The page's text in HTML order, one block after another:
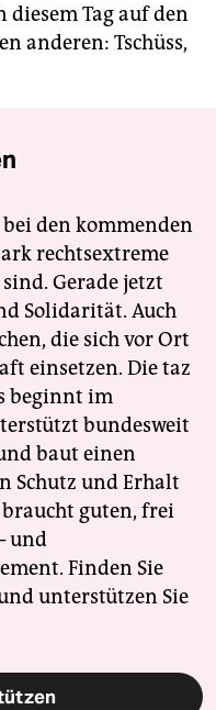
diesem Tag auf den
anderen: Tschüss,
den kommenden
rechtsextreme
Gerade jetzt
Solidarität. Auch
die sich vor Ort
einsetzen. Die taz
beginnt im
bundesweit
baut einen
Schutz und Erhalt
guten, frei
und
Finden Sie
unterstützen Sie